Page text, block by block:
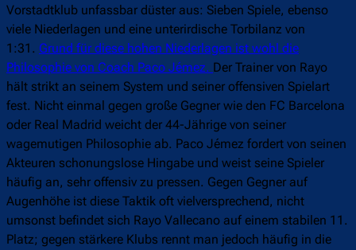
Vorstadtklub unfassbar düster aus: Sieben Spiele, ebenso
viele Niederlagen und eine unterirdische Torbilanz von
1:31. Grund für diese hohen Niederlagen ist wohl die
Philosophie von Coach Paco Jémez. Der Trainer von Rayo
hält strikt an seinem System und seiner offensiven Spielart
fest. Nicht einmal gegen große Gegner wie den FC Barcelona
oder Real Madrid weicht der 44-Jährige von seiner
wagemutigen Philosophie ab. Paco Jémez fordert von seinen
Akteuren schonungslose Hingabe und weist seine Spieler
häufig an, sehr offensiv zu pressen. Gegen Gegner auf
Augenhöhe ist diese Taktik oft vielversprechend, nicht
umsonst befindet sich Rayo Vallecano auf einem stabilen 11.
Platz; gegen stärkere Klubs rennt man jedoch häufig in die